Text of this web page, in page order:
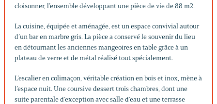
cloisonner, l’ensemble développant une pièce de vie de 88 m2.
La cuisine, équipée et aménagée, est un espace convivial autour
d’un bar en marbre gris. La pièce a conservé le souvenir du lieu
en détournant les anciennes mangeoires en table grâce à un
plateau de verre et de métal réalisé tout spécialement.
L’escalier en colimaçon, véritable création en bois et inox, mène à
l’espace nuit. Une coursive dessert trois chambres, dont une
suite parentale d’exception avec salle d’eau et une terrasse